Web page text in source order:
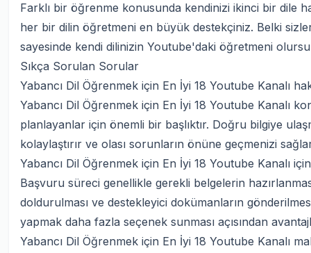
Farklı bir öğrenme konusunda kendinizi ikinci bir dile
her bir dilin öğretmeni en büyük destekçiniz. Belki
sayesinde kendi dilinizin Youtube'daki öğretmeni
Sıkça Sorulan Sorular
Yabancı Dil Öğrenmek için En İyi 18 Youtube Kanalı
Yabancı Dil Öğrenmek için En İyi 18 Youtube Kanalı
planlayanlar için önemli bir başlıktır. Doğru bilgiye
kolaylaştırır ve olası sorunların önüne geçmenizi
Yabancı Dil Öğrenmek için En İyi 18 Youtube Kanalı
Başvuru süreci genellikle gerekli belgelerin
doldurulması ve destekleyici dokümanların
yapmak daha fazla seçenek sunması açısından
Yabancı Dil Öğrenmek için En İyi 18 Youtube Kanalı